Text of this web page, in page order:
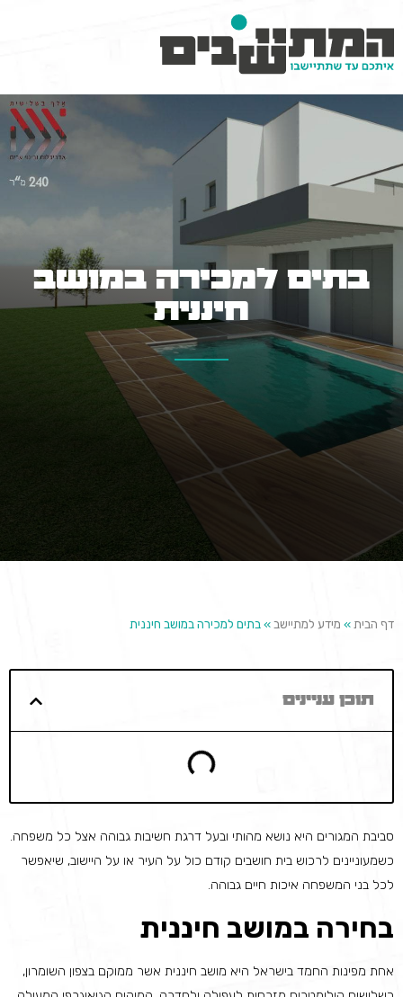
בתים למכירה במושב
חיננית
דף הבית»מידע למתיישב»בתים למכירה במושב חיננית
תוכן עניינים
סביבת המגורים היא נושא מהותי ובעל דרגת חשיבות גבוהה אצל כל משפחה.
כשמעוניינים לרכוש בית חושבים קודם כול על העיר או על היישוב, שיאפשר
לכל בני המשפחה איכות חיים גבוהה.
בחירה במושב חיננית
אחת מפינות החמד בישראל היא מושב חיננית אשר ממוקם בצפון השומרון,